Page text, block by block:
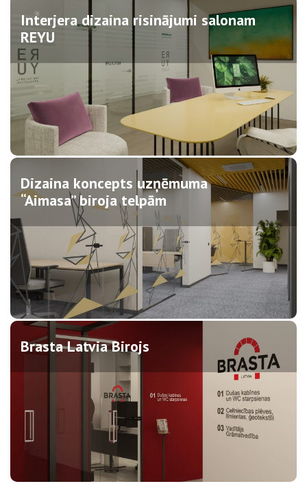
Interjera dizaina risinājumi salonam
REYU
Dizaina koncepts uzņēmuma
“Aimasa” biroja telpām
Brasta Latvia Birojs